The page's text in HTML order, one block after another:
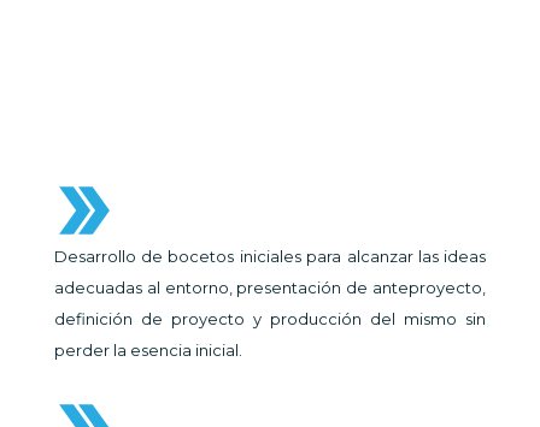
Desarrollo de bocetos iniciales para alcanzar las ideas
adecuadas al entorno, presentación de anteproyecto,
definición de proyecto y producción del mismo sin
perder la esencia inicial.